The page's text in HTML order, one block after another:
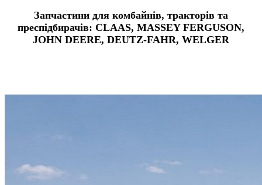
Запчастини для комбайнів, тракторів та
преспідбирачів: CLAAS, MASSEY FERGUSON,
JOHN DEERE, DEUTZ-FAHR, WELGER